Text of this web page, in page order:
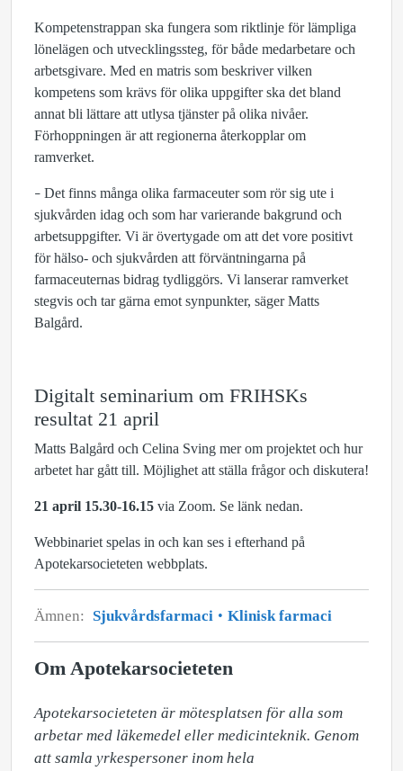
Kompetenstrappan ska fungera som riktlinje för lämpliga
lönelägen och utvecklingssteg, för både medarbetare och
arbetsgivare. Med en matris som beskriver vilken
kompetens som krävs för olika uppgifter ska det bland
annat bli lättare att utlysa tjänster på olika nivåer.
Förhoppningen är att regionerna återkopplar om
ramverket.
– Det finns många olika farmaceuter som rör sig ute i
sjukvården idag och som har varierande bakgrund och
arbetsuppgifter. Vi är övertygade om att det vore positivt
för hälso- och sjukvården att förväntningarna på
farmaceuternas bidrag tydliggörs. Vi lanserar ramverket
stegvis och tar gärna emot synpunkter, säger Matts
Balgård.
Digitalt seminarium om FRIHSKs
resultat 21 april
Matts Balgård och Celina Sving mer om projektet och hur
arbetet har gått till. Möjlighet att ställa frågor och diskutera!
21 april 15.30-16.15 via Zoom. Se länk nedan.
Webbinariet spelas in och kan ses i efterhand på
Apotekarsocieteten webbplats.
Ämnen: Sjukvårdsfarmaci Klinisk farmaci
Om Apotekarsocieteten
Apotekarsocieteten är mötesplatsen för alla som
arbetar med läkemedel eller medicinteknik. Genom
att samla yrkespersoner inom hela